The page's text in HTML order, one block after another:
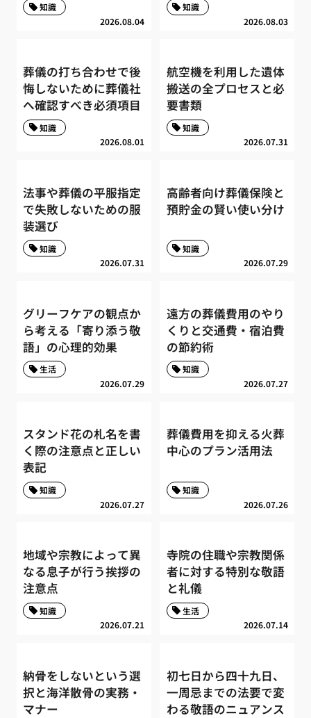
2026.08.04
知識
2026.08.03
知識
葬儀の打ち合わせで後
悔しないために葬儀社
へ確認すべき必須項目
2026.08.01
知識
航空機を利用した遺体
搬送の全プロセスと必
要書類
2026.07.31
知識
法事や葬儀の平服指定
で失敗しないための服
装選び
2026.07.31
知識
高齢者向け葬儀保険と
預貯金の賢い使い分け
2026.07.29
知識
グリーフケアの観点か
ら考える「寄り添う敬
語」の心理的効果
2026.07.29
生活
遠方の葬儀費用のやり
くりと交通費・宿泊費
の節約術
2026.07.27
知識
スタンド花の札名を書
く際の注意点と正しい
表記
2026.07.27
知識
葬儀費用を抑える火葬
中心のプラン活用法
2026.07.26
知識
地域や宗教によって異
なる息子が行う挨拶の
注意点
2026.07.21
知識
寺院の住職や宗教関係
者に対する特別な敬語
と礼儀
2026.07.14
生活
納骨をしないという選
択と海洋散骨の実務・
マナー
初七日から四十九日、
一周忌までの法要で変
わる敬語のニュアンス